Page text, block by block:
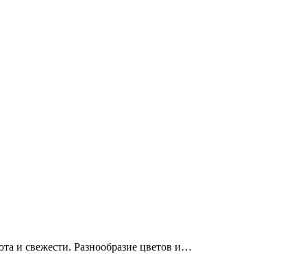
и свежести. Разнообразие цветов и…